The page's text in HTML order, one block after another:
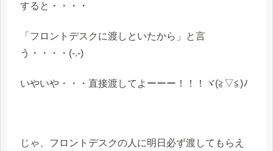
すると・・・・
「フロントデスクに渡しといたから」と言
う・・・・(-.-)
いやいや・・・直接渡してよーーー！！！ヾ(≧▽≦)ﾉ
じゃ、フロントデスクの人に明日必ず渡してもらえ